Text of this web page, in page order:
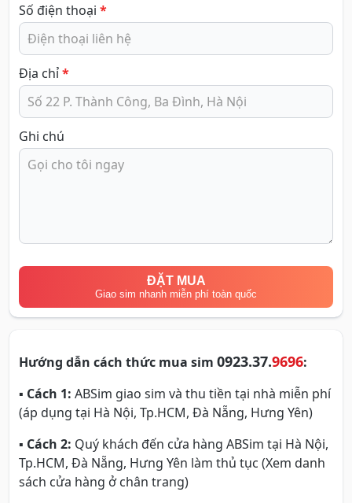
Số điện thoại *
Địa chỉ*
Ghi chú
ĐẶT MUA
Giao sim nhanh miễn phí toàn quốc
Hướng dẫn cách thức mua sim 0923.37.9696:
▪ Cách 1: ABSim giao sim và thu tiền tại nhà miễn phí
(áp dụng tại Hà Nội, Tp.HCM, Đà Nẵng, Hưng Yên)
▪ Cách 2: Quý khách đến cửa hàng ABSim tại Hà Nội,
Tp.HCM, Đà Nẵng, Hưng Yên làm thủ tục (Xem danh
sách cửa hàng ở chân trang)